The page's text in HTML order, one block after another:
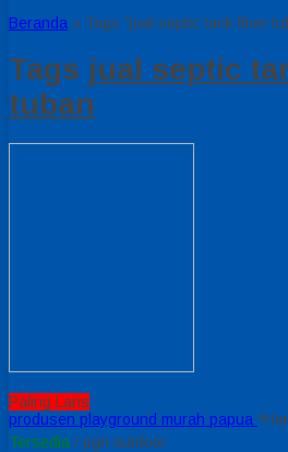
Beranda » Tags "jual septic tank fiber
Tags jual septic
tuban
Paling Laris
produsen playground murah papua
Tersedia / pgn outdoor